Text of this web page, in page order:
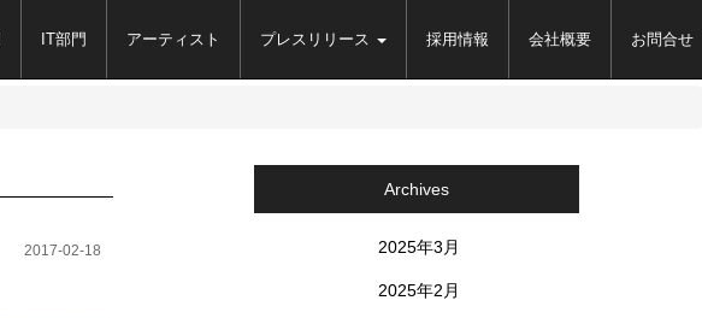
IT部門 アーティスト プレスリリース 採用情報 会社概要 お問合せ
2017-02-18
Archives
2025年3月
2025年2月